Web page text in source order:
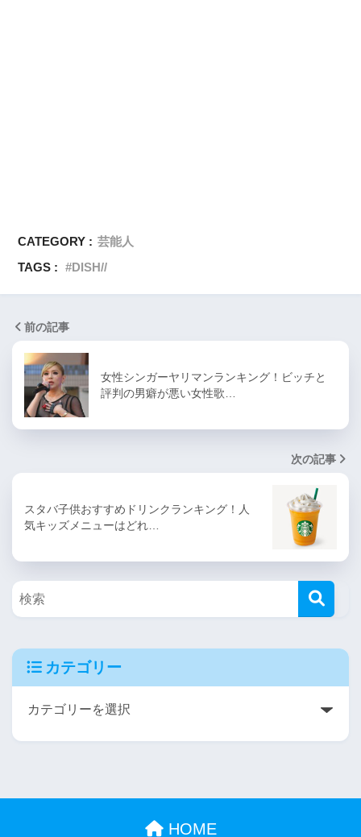
CATEGORY : 芸能人
TAGS :
DISH//
前の記事
女性シンガーヤリマンランキング！ビッチと
評判の男癖が悪い女性歌…
次の記事
スタバ子供おすすめドリンクランキング！人
気キッズメニューはどれ…
カテゴリー
HOME